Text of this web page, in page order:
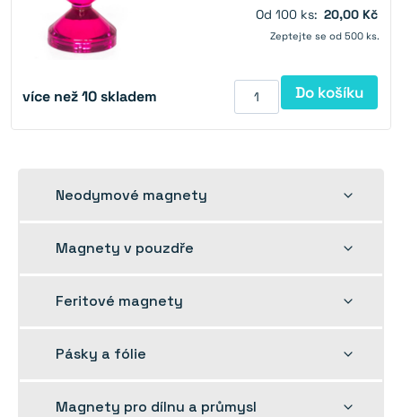
Od 100 ks: 20,00 Kč
Zeptejte se od 500 ks.
více než 10 skladem Do košíku
Neodymové magnety
Rozbalit
Magnety v pouzdře
Rozbalit
Feritové magnety
Rozbalit
Pásky a fólie
Rozbalit
Magnety pro dílnu a průmysl
Rozbalit